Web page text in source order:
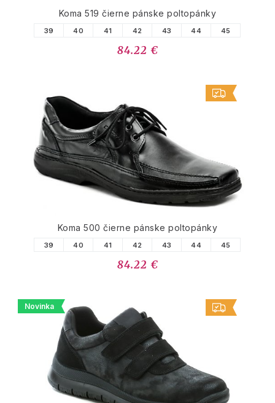
Koma 519 čierne pánske poltopánky
39 40 41 42 43 44 45
84.22 €
Koma 500 čierne pánske poltopánky
39 40 41 42 43 44 45
84.22 €
Novinka